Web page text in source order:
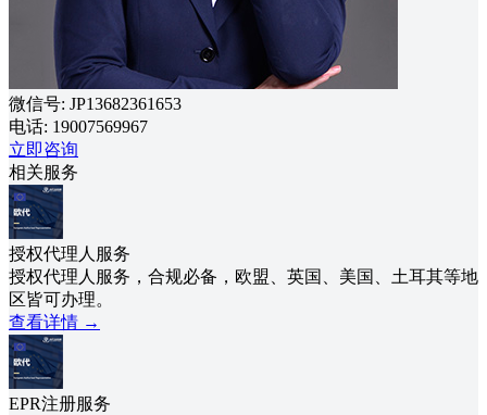
微信号: JP13682361653
电话: 19007569967
立即咨询
相关服务
授权代理人服务
授权代理人服务，合规必备，欧盟、英国、美国、土耳其等地
区皆可办理。
查看详情 →
EPR注册服务